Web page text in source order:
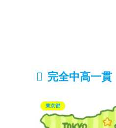
完全中高一貫
東京都